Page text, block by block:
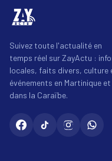
Suivez toute l'actualité en
temps réel sur ZayActu :
locales, faits divers, culture
événements en Martinique et
dans la Caraïbe.